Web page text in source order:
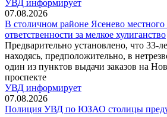
УВД информирует
07.08.2026
В столичном районе Ясенево
ответственности за мелкое хулиганство
Предварительно установлено, что 33-
находясь, предположительно, в
один из пунктов выдачи заказов на
проспекте
УВД информирует
07.08.2026
Полиция УВД по ЮЗАО столицы